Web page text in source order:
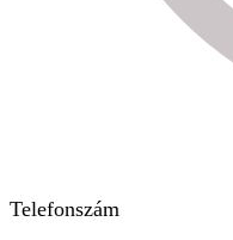
Telefonszám